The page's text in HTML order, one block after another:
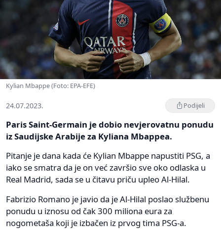
Kylian Mbappe (Foto: EPA-EFE)
24.07.2023. Podijeli
Paris Saint-Germain je dobio nevjerovatnu ponudu
iz Saudijske Arabije za Kyliana Mbappea.
Pitanje je dana kada će Kylian Mbappe napustiti PSG, a
iako se smatra da je on već završio sve oko odlaska u
Real Madrid, sada se u čitavu priču upleo Al-Hilal.
Fabrizio Romano je javio da je Al-Hilal poslao službenu
ponudu u iznosu od čak 300 miliona eura za
nogometaša koji je izbačen iz prvog tima PSG-a.